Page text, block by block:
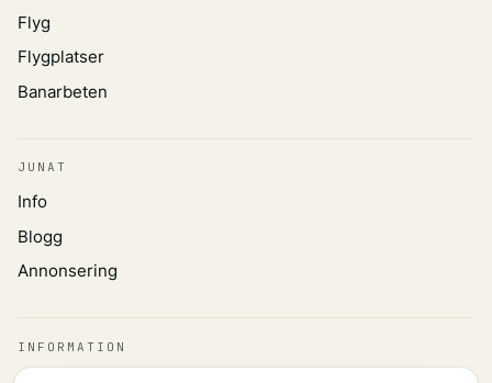
Flyg
Flygplatser
Banarbeten
JUNAT
Info
Blogg
Annonsering
INFORMATION